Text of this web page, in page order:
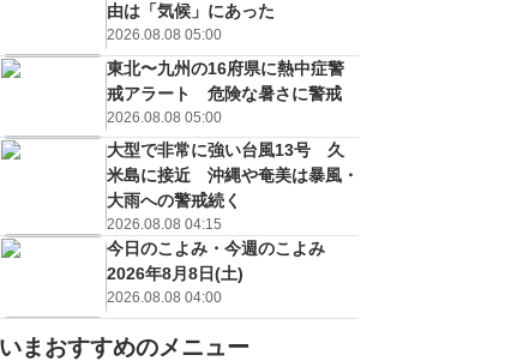
% 40%
22
30%
20 ℃
30%
低
由は「気候」にあった
2026.08.08 05:00
東北〜九州の16府県に熱中症警
戒アラート 危険な暑さに警戒
2026.08.08 05:00
大型で非常に強い台風13号 久
米島に接近 沖縄や奄美は暴風・
大雨への警戒続く
2026.08.08 04:15
今日のこよみ・今週のこよみ
2026年8月8日(土)
2026.08.08 04:00
いまおすすめのメニュー